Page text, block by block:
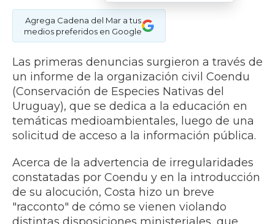
Agrega Cadena del Mar a tus
medios preferidos en Google
Las primeras denuncias surgieron a través de
un informe de la organización civil Coendu
(Conservación de Especies Nativas del
Uruguay), que se dedica a la educación en
temáticas medioambientales, luego de una
solicitud de acceso a la información pública.
Acerca de la advertencia de irregularidades
constatadas por Coendu y en la introducción
de su alocución, Costa hizo un breve
"racconto" de cómo se vienen violando